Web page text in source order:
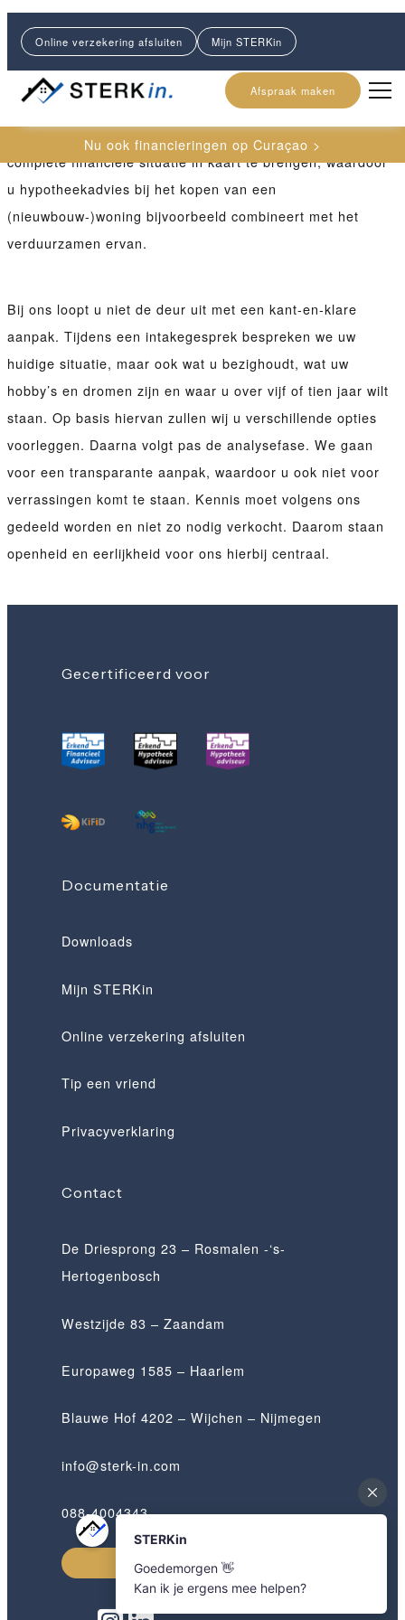
Online verzekering afsluiten Mijn STERKin
Afspraak maken
Nu ook financieringen op Curaçao >
Ons financieel advies bestaat uit verschillende diensten.
Veelal is er een eerste contactmoment met een financieel
adviesbureau bij de aankoop van een eerste woning.
Uiteraard worden verschillende diensten ook vaak met
elkaar gecombineerd. Vaak is het wenselijk om de
complete financiële situatie in kaart te brengen, waardoor
u hypotheekadvies bij het kopen van een
(nieuwbouw-)woning bijvoorbeeld combineert met het
verduurzamen ervan.
Bij ons loopt u niet de deur uit met een kant-en-klare
aanpak. Tijdens een intakegesprek bespreken we uw
huidige situatie, maar ook wat u bezighoudt, wat uw
hobby’s en dromen zijn en waar u over vijf of tien jaar wilt
staan. Op basis hiervan zullen wij u verschillende opties
voorleggen. Daarna volgt pas de analysefase. We gaan
voor een transparante aanpak, waardoor u ook niet voor
verrassingen komt te staan. Kennis moet volgens ons
gedeeld worden en niet zo nodig verkocht. Daarom staan
openheid en eerlijkheid voor ons hierbij centraal.
Gecertificeerd voor
Documentatie
Downloads
Mijn STERKin
Online verzekering afsluiten
Tip een vriend
Privacyverklaring
Contact
De Driesprong 23 – Rosmalen -‘s-
Hertogenbosch
Westzijde 83 – Zaandam
Europaweg 1585 – Haarlem
Blauwe Hof 4202 – Wijchen – Nijmegen
info@sterk-in.com
088-4004343
Afspraak maken